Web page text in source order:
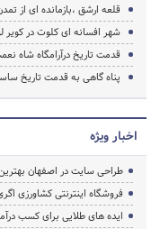
قلعه ارشق ،بازمانده ای از
شهر افسانه ای کلوت در کویر
قدمت تاریخ درآرامگاه شاه
پناه گاهی به قدمت تاریخ
اخبار ویژه
طراحی سایت در اصفهان
فروشگاه اینترنتی کشاورزی
ایده های طلایی برای کسب